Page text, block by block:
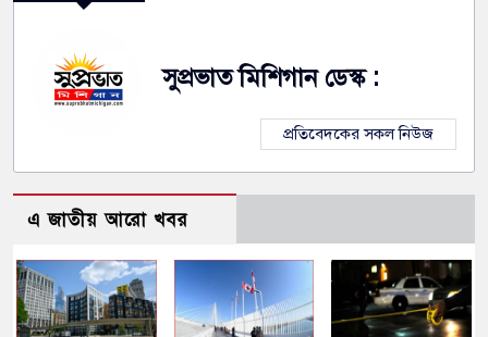
সুপ্রভাত মিশিগান ডেস্ক :
প্রতিবেদকের সকল নিউজ
এ জাতীয় আরো খবর